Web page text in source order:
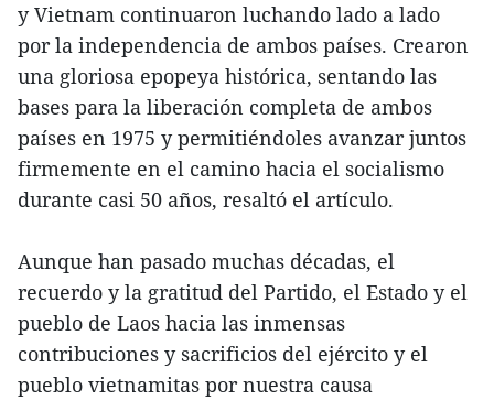
y Vietnam continuaron luchando lado a lado
por la independencia de ambos países. Crearon
una gloriosa epopeya histórica, sentando las
bases para la liberación completa de ambos
países en 1975 y permitiéndoles avanzar juntos
firmemente en el camino hacia el socialismo
durante casi 50 años, resaltó el artículo.
Aunque han pasado muchas décadas, el
recuerdo y la gratitud del Partido, el Estado y el
pueblo de Laos hacia las inmensas
contribuciones y sacrificios del ejército y el
pueblo vietnamitas por nuestra causa